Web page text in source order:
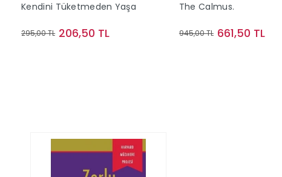
Kendini Tüketmeden Yaşa
295,00 TL 206,50 TL
The Calmus.
945,00 TL 661,50 TL